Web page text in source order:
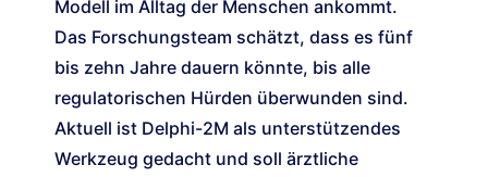
Modell im Alltag der Menschen ankommt.
Das Forschungsteam schätzt, dass es fünf
bis zehn Jahre dauern könnte, bis alle
regulatorischen Hürden überwunden sind.
Aktuell ist Delphi-2M als unterstützendes
Werkzeug gedacht und soll ärztliche